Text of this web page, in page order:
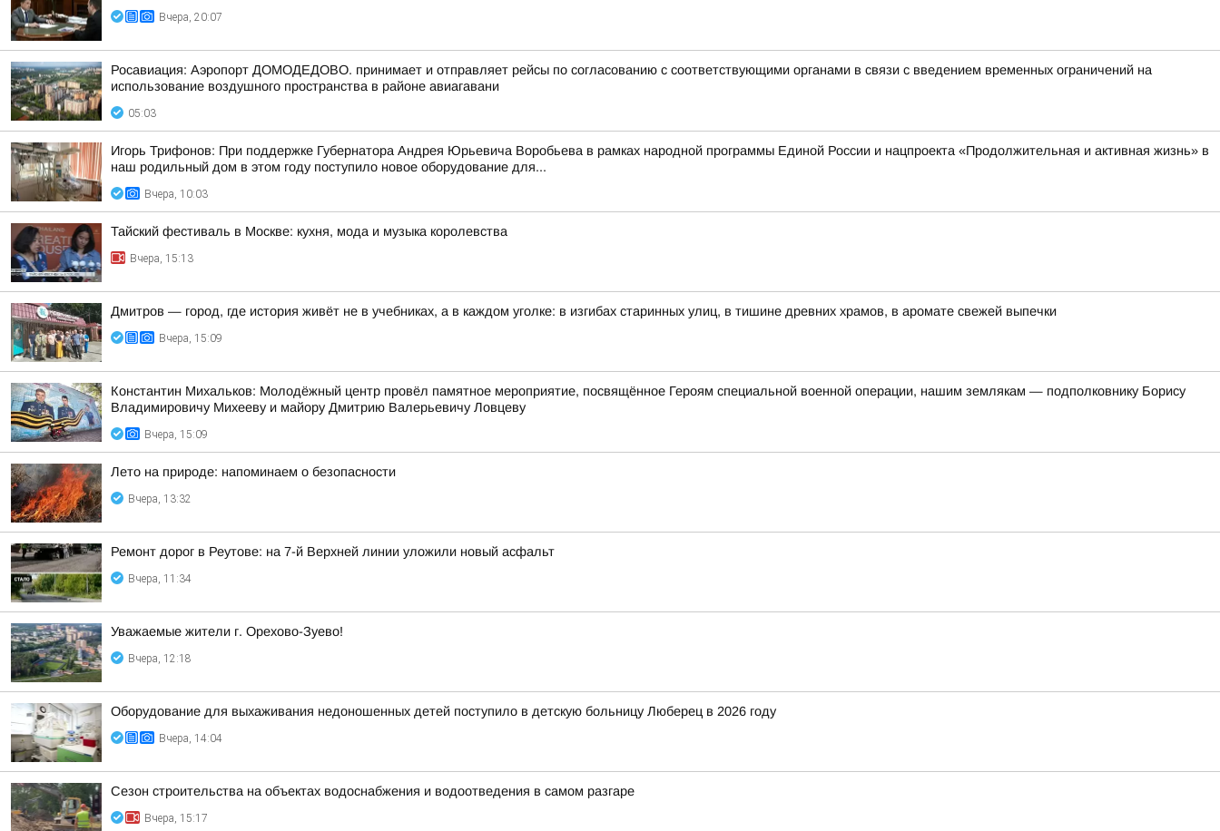
Вчера, 20:07
Росавиация: Аэропорт ДОМОДЕДОВО. принимает и отправляет рейсы по согласованию с соответствующими органами в связи с введением временных ограничений на
использование воздушного пространства в районе авиагавани
05:03
Игорь Трифонов: При поддержке Губернатора Андрея Юрьевича Воробьева в рамках народной программы Единой России и нацпроекта «Продолжительная и активная жизнь» в
наш родильный дом в этом году поступило новое оборудование для...
Вчера, 10:03
Тайский фестиваль в Москве: кухня, мода и музыка королевства
Вчера, 15:13
Дмитров — город, где история живёт не в учебниках, а в каждом уголке: в изгибах старинных улиц, в тишине древних храмов, в аромате свежей выпечки
Вчера, 15:09
Константин Михальков: Молодёжный центр провёл памятное мероприятие, посвящённое Героям специальной военной операции, нашим землякам — подполковнику Борису
Владимировичу Михееву и майору Дмитрию Валерьевичу Ловцеву
Вчера, 15:09
Лето на природе: напоминаем о безопасности
Вчера, 13:32
Ремонт дорог в Реутове: на 7-й Верхней линии уложили новый асфальт
Вчера, 11:34
Уважаемые жители г. Орехово-Зуево!
Вчера, 12:18
Оборудование для выхаживания недоношенных детей поступило в детскую больницу Люберец в 2026 году
Вчера, 14:04
Сезон строительства на объектах водоснабжения и водоотведения в самом разгаре
Вчера, 15:17